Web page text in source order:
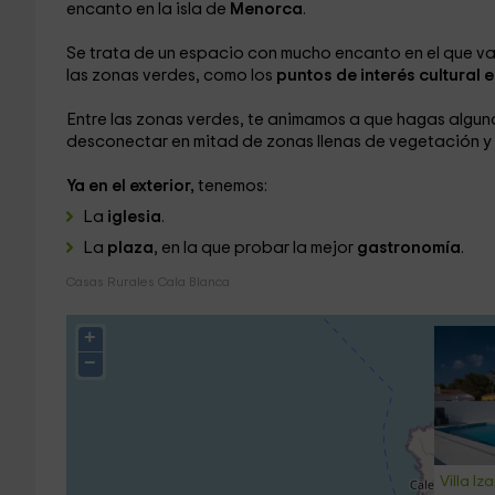
encanto en la isla de Menorca.
Se trata de un espacio con mucho encanto en el que
las zonas verdes, como los puntos de interés cultural
Entre las zonas verdes, te animamos a que hagas
desconectar en mitad de zonas llenas de vegetación
Ya en el exterior, tenemos:
La iglesia.
La plaza, en la que probar la mejor gastronomía.
Casas Rurales Cala Blanca
Villa
+
−